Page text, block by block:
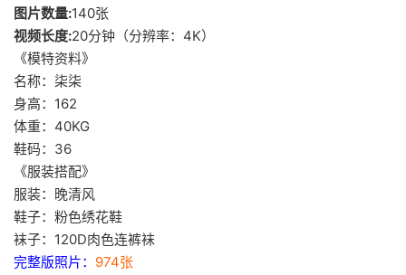
图片数量:140张
视频长度:20分钟（分辨率：4K）
《模特资料》
名称：柒柒
身高：162
体重：40KG
鞋码：36
《服装搭配》
服装：晚清风
鞋子：粉色绣花鞋
袜子：120D肉色连裤袜
完整版照片： 974张